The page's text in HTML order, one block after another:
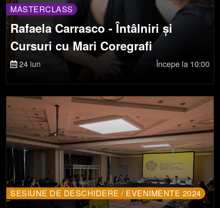
MASTERCLASS
Rafaela Carrasco - Întâlniri și
Cursuri cu Mari Coregrafi
24 iun Începe la 10:00
SESIUNE DE DESCHIDERE / EVENIMENTE 2024